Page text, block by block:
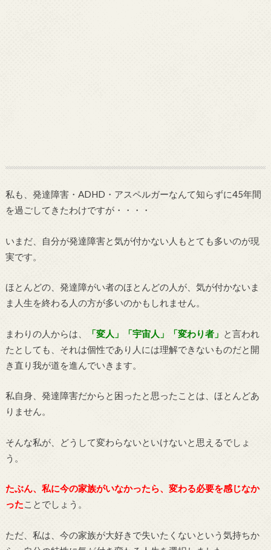
私も、発達障害・ADHD・アスペルガーなんて知らずに45年間
を過ごしてきたわけですが・・・・
いまだ、自分が発達障害と気が付かない人もとても多いのが現
実です。
ほとんどの、発達障がい者のほとんどの人が、気が付かないま
ま人生を終わる人の方が多いのかもしれません。
まわりの人からは、 「変人」「宇宙人」「変わり者」 と言われ
たとしても、それは個性であり人には理解できないものだと開
き直り我が道を進んでいきます。
私自身、発達障害だからと困ったと思ったことは、ほとんどあ
りません。
そんな私が、どうして変わらないといけないと思えるでしょ
う。
たぶん、私に今の家族がいなかったら、変わる必要を感じなか
ったことでしょう。
ただ、私は、今の家族が大好きで失いたくないという気持ちか